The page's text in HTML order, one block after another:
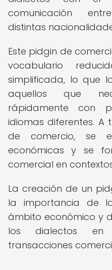
comunicación
distintas
Este pidgin de
vocabulario
simplificada, lo que
aquellos que
rápidamente con
idiomas diferentes. A
de comercio, se
económicas y se
comercial en
La creación de un
la importancia de
ámbito económico y
los dialectos
transacciones